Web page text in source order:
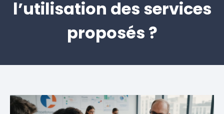
l’utilisation des services
proposés ?